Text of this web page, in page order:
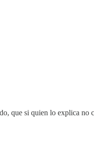
que si quien lo explica